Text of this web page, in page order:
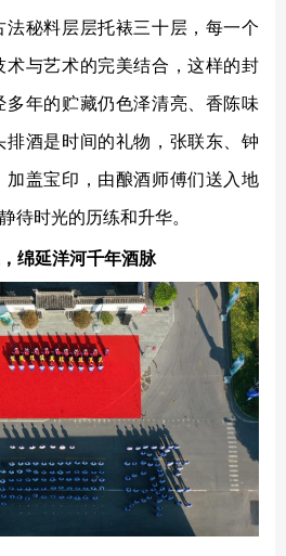
秘料层层托裱三十层，每一个
术与艺术的完美结合，这样的封
多年的贮藏仍色泽清亮、香陈味
酒是时间的礼物，张联东、钟
加盖宝印，由酿酒师傅们送入地
待时光的历练和升华。
绵延洋河千年酒脉